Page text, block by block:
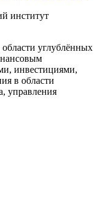
углублённых
инвестициями,
в области
управления